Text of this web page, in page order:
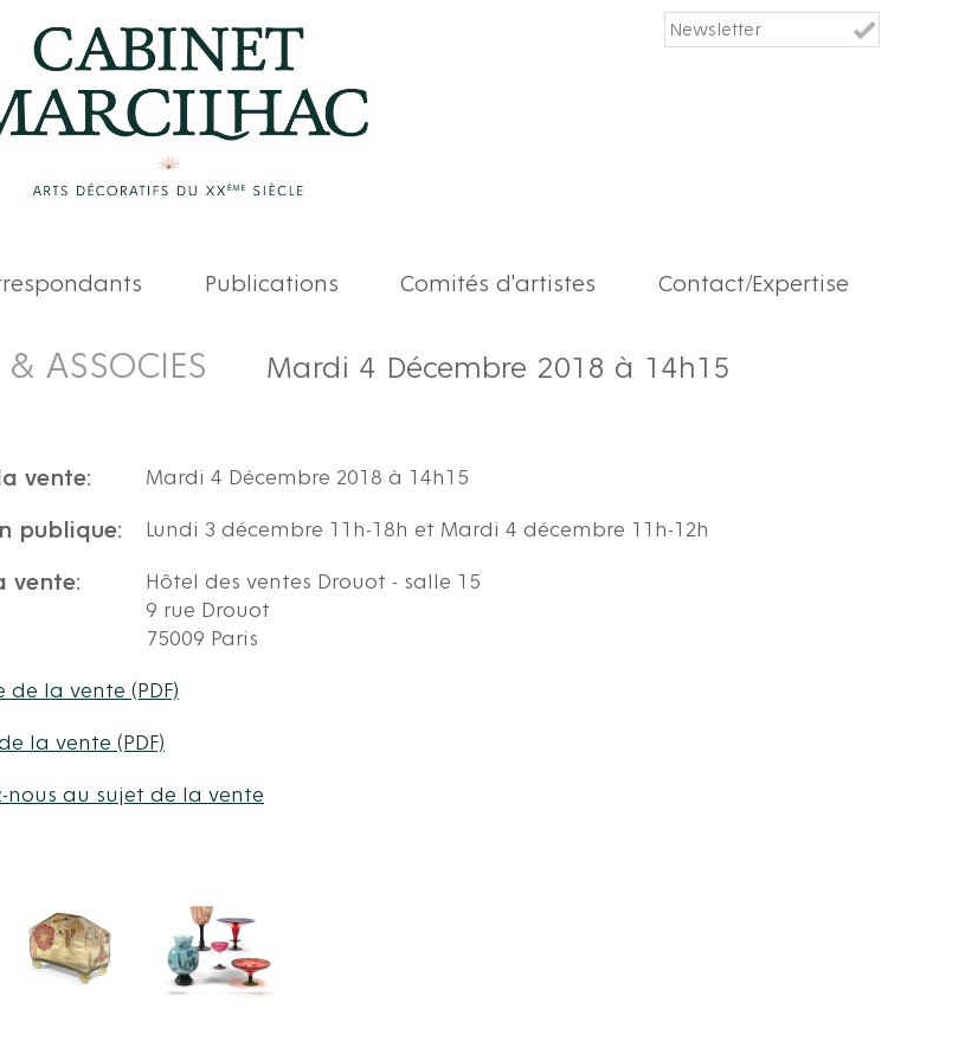
Publications Comités d'artistes Contact/Expertise
& ASSOCIES Mardi 4 Décembre 2018 à 14h15
vente: Mardi 4 Décembre 2018 à 14h15
publique: Lundi 3 décembre 11h-18h et Mardi 4 décembre 11h-12h
vente:
Hôtel des ventes Drouot - salle 15
9 rue Drouot
75009 Paris
la vente (PDF)
la vente (PDF)
nous au sujet de la vente